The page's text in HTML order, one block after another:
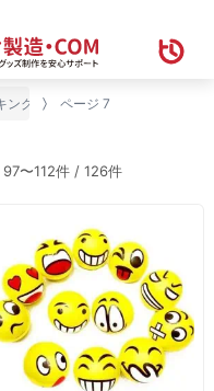
グ”にタグ付けされた商品
ページ 7
97〜112件 / 126件